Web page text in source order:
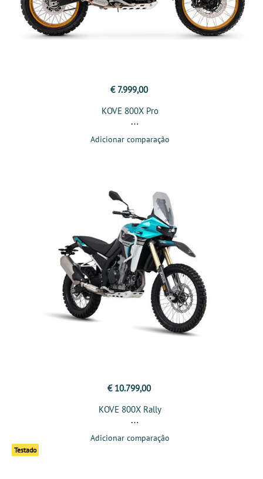
€ 7.999,00
KOVE 800X Pro
Adicionar comparação
€ 10.799,00
KOVE 800X Rally
Adicionar comparação
Testado